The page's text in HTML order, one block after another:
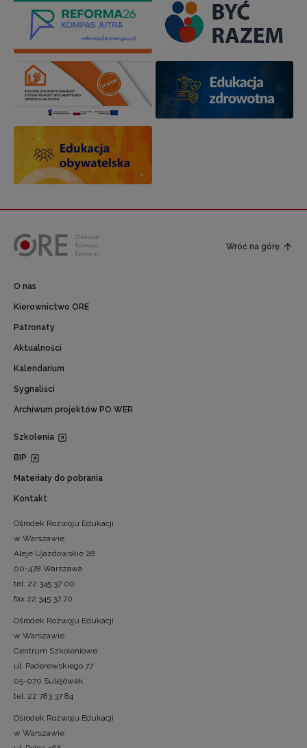
Wróć na górę
O nas
Kierownictwo ORE
Patronaty
Aktualności
Kalendarium
Sygnaliści
Archiwum projektów PO WER
Szkolenia
BIP
Materiały do pobrania
Kontakt
Ośrodek Rozwoju Edukacji
w Warszawie
Aleje Ujazdowskie 28
00-478 Warszawa
tel. 22 345 37 00
fax 22 345 37 70
Ośrodek Rozwoju Edukacji
w Warszawie
Centrum Szkoleniowe
ul. Paderewskiego 77
05-070 Sulejówek
tel. 22 783 37 84
Ośrodek Rozwoju Edukacji
w Warszawie